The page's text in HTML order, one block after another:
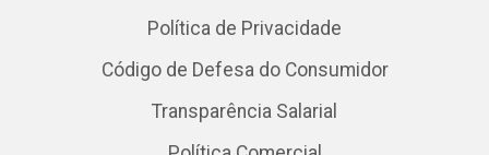
Política de Privacidade
Código de Defesa do Consumidor
Transparência Salarial